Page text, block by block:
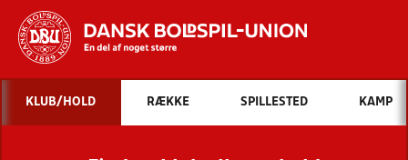
Hvad vil du søge efter?
INDHOLD OG NYHEDER
KLUB/HOLD RÆKKE SPILLESTED KAMP